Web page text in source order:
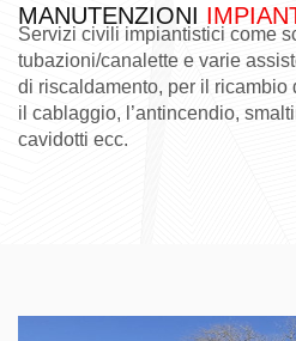
MANUTENZIONI
Servizi civili impiantistici come
tubazioni/canalette e varie
di riscaldamento, per il ricambio
il cablaggio, l’antincendio,
cavidotti ecc.